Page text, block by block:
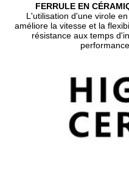
FERRULE EN
L'utilisation d'une virole
améliore la vitesse et la
résistance aux temps